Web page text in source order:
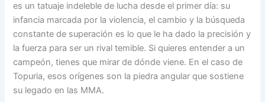
es un tatuaje indeleble de lucha desde el primer día: su
infancia marcada por la violencia, el cambio y la búsqueda
constante de superación es lo que le ha dado la precisión y
la fuerza para ser un rival temible. Si quieres entender a un
campeón, tienes que mirar de dónde viene. En el caso de
Topuria, esos orígenes son la piedra angular que sostiene
su legado en las MMA.